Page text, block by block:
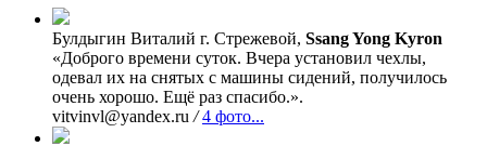
Булдыгин Виталий г. Стрежевой, Ssang Yong Kyron
«Доброго времени суток. Вчера установил чехлы,
одевал их на снятых с машины сидений, получилось
очень хорошо. Ещё раз спасибо.».
vitvinvl@yandex.ru / 4 фото...